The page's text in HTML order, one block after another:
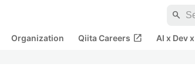
search
Organization Qiita Careers open_in_new AI x Dev